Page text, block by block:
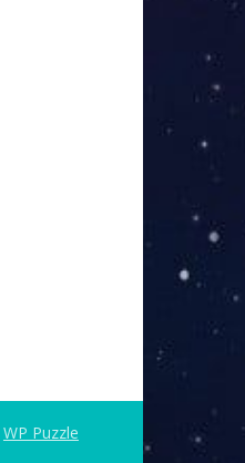
WP Puzzle